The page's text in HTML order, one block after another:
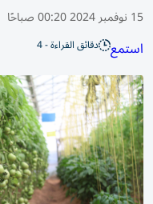
15 نوفمبر 2024 00:20 صباحًا
استمع دقائق القراءة - 4